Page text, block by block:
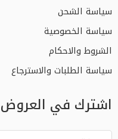
سياسة الشحن
سياسة الخصوصية
الشروط والاحكام
سياسة الطلبات والاسترجاع
اشترك في العروض